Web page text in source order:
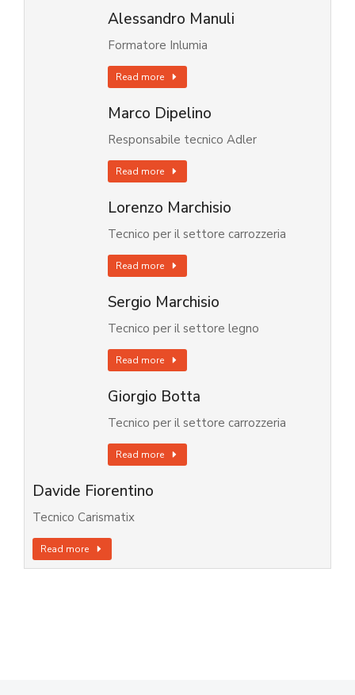
Alessandro Manuli
Formatore Inlumia
Read more
Marco Dipelino
Responsabile tecnico Adler
Read more
Lorenzo Marchisio
Tecnico per il settore carrozzeria
Read more
Sergio Marchisio
Tecnico per il settore legno
Read more
Giorgio Botta
Tecnico per il settore carrozzeria
Read more
Davide Fiorentino
Tecnico Carismatix
Read more